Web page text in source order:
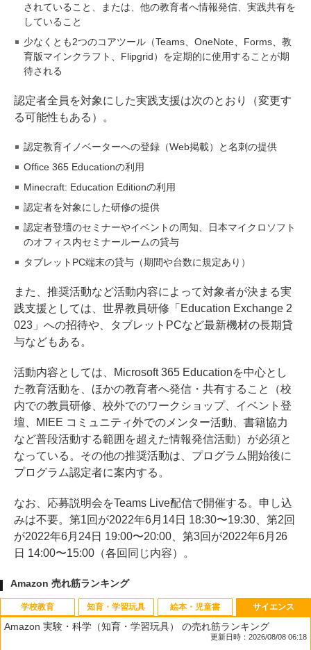
されていること、または、他の教育者へ情報発信、実践共有を
していること
少なくとも2つのコアツール（Teams、OneNote、Forms、教
育版マインクラフト、Flipgrid）を定期的に使用することが期
待される
認定者全員を対象にした実践支援は次のとおり（変更す
る可能性もある）。
認定教育イノベーターへの登録（Web掲載）と名刺の提供
Office 365 Educationの利用
Minecraft: Education Editionの利用
認定者を対象にした研修の提供
認定者登壇のセミナーやイベントの周知、日本マイクロソフト
のオフィス内セミナールームの貸与
タブレットPC端末の貸与（期間や台数に規定あり）
また、推奨活動など活動内容によって対象者が決まる実
践支援としては、世界教員研修「Education Exchange 2
023」への招待や、タブレットPCなど最新機材の長期貸
与などもある。
活動内容としては、Microsoft 365 Educationを中心とし
た教育活動を、ほかの教育者へ発信・共有すること（校
内での教員研修、校外でのワークショップ、イベント登
壇、MIEE コミュニティ外でのメンター活動、書籍協力
など普段活動する範囲を超えた情報発信活動）が必須と
なっている。その他の推奨活動は、プログラム開始後に
プログラム認定者に案内する。
なお、応募説明会をTeams Live配信で開催する。申し込
みは不要。第1回が2022年6月14日 18:30〜19:30、第2回
が2022年6月24日 19:00〜20:00、第3回が2022年6月26
日 14:00〜15:00（各回同じ内容）。
Amazon 売れ筋ランキング
学校教育 知育・学習玩具 絵本・児童書 サイエンス
Amazon 実験・科学（知育・学習玩具） の売れ筋ランキング
更新日時：2026/08/08 06:18